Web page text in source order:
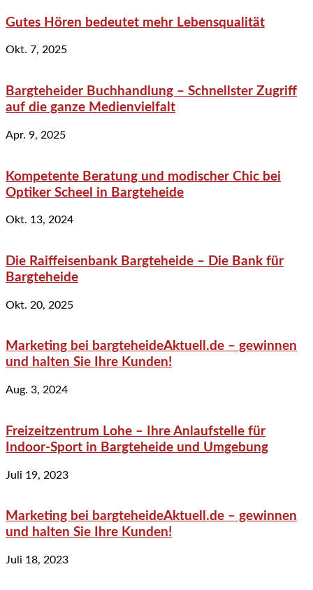
Gutes Hören bedeutet mehr Lebensqualität
Okt. 7, 2025
Bargteheider Buchhandlung – Schnellster Zugriff
auf die ganze Medienvielfalt
Apr. 9, 2025
Kompetente Beratung und modischer Chic bei
Optiker Scheel in Bargteheide
Okt. 13, 2024
Die Raiffeisenbank Bargteheide – Die Bank für
Bargteheide
Okt. 20, 2025
Marketing bei bargteheideAktuell.de – gewinnen
und halten Sie Ihre Kunden!
Aug. 3, 2024
Freizeitzentrum Lohe – Ihre Anlaufstelle für
Indoor-Sport in Bargteheide und Umgebung
Juli 19, 2023
Marketing bei bargteheideAktuell.de – gewinnen
und halten Sie Ihre Kunden!
Juli 18, 2023